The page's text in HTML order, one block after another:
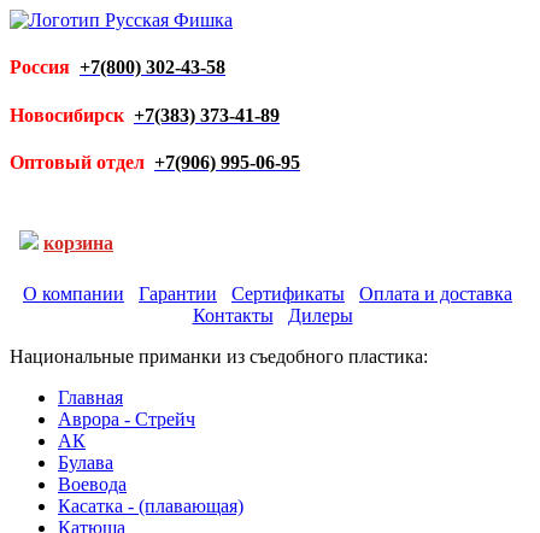
Россия +7(800) 302-43-58
Новосибирск +7(383) 373-41-89
Оптовый отдел +7(906) 995-06-95
корзина
О компании Гарантии Сертификаты
Оплата и доставка
Контакты
Дилеры
Национальные приманки из съедобного пластика:
Главная
Аврора - Стрейч
АК
Булава
Воевода
Касатка - (плавающая)
Катюша